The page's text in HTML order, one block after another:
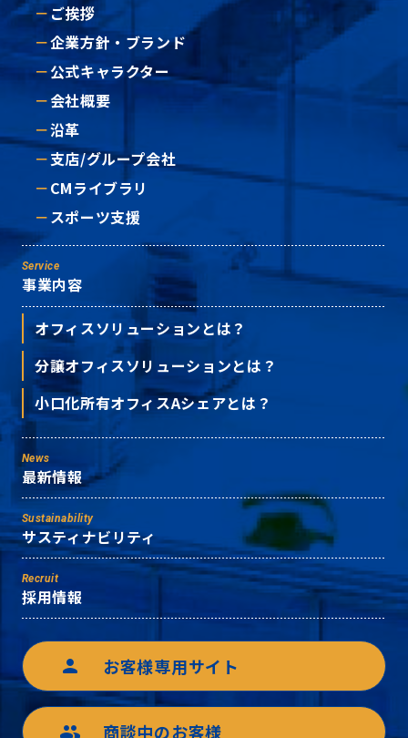
ご挨拶
企業方針・ブランド
公式キャラクター
会社概要
沿革
支店/グループ会社
CMライブラリ
スポーツ支援
Service
事業内容
オフィスソリューションとは？
分譲オフィスソリューションとは？
小口化所有オフィスAシェアとは？
News
最新情報
Sustainability
サスティナビリティ
Recruit
採用情報
person お客様専用サイト
group 商談中のお客様